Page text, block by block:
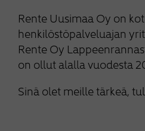
Rente Uusimaa Oy on
henkilöstöpalveluajan
Rente Oy
on ollut alalla vuodesta
Sinä olet meille tärkeä,